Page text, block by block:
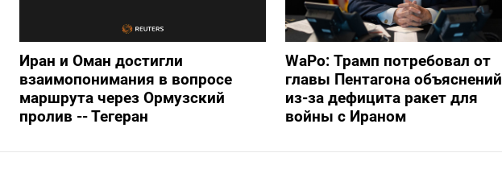
Иран и Оман достигли
взаимопонимания в вопросе
маршрута через Ормузский
пролив -- Тегеран
WaPo: Трамп потребовал от
главы Пентагона объяснений
из-за дефицита ракет для
войны с Ираном